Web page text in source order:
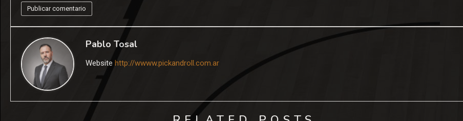
Pablo Tosal
Website http://wwww.pickandroll.com.ar